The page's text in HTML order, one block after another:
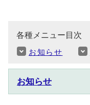
各種メニュー目次
お知らせ
お知らせ